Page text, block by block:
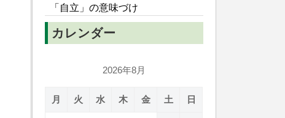
「自立」の意味づけ
カレンダー
2026年8月
月 火 水 木 金 土 日